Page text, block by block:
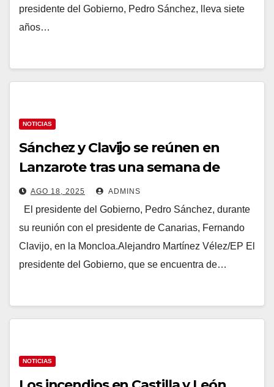
presidente del Gobierno, Pedro Sánchez, lleva siete
años…
NOTICIAS
Sánchez y Clavijo se reúnen en
Lanzarote tras una semana de
tensión y dudas por el traslado de
menores migrantes a la Península
AGO 18, 2025 ADMINS
El presidente del Gobierno, Pedro Sánchez, durante
su reunión con el presidente de Canarias, Fernando
Clavijo, en la Moncloa.Alejandro Martínez Vélez/EP El
presidente del Gobierno, que se encuentra de…
NOTICIAS